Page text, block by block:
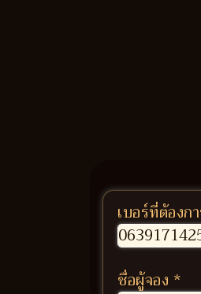
เบอร์ที่ต้องก
ชื่อผู้จอง *